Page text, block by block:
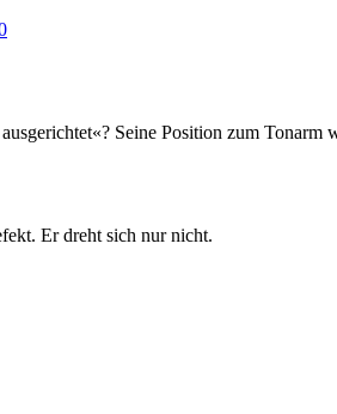
Seine Position zum
Er dreht sich nur nicht.